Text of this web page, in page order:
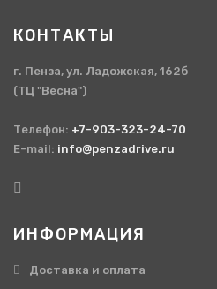
КОНТАКТЫ
г. Пенза, ул. Ладожская, 162б
(ТЦ "Весна")
Телефон: +7-903-323-24-70
E-mail: info@penzadrive.ru
ИНФОРМАЦИЯ
Доставка и оплата